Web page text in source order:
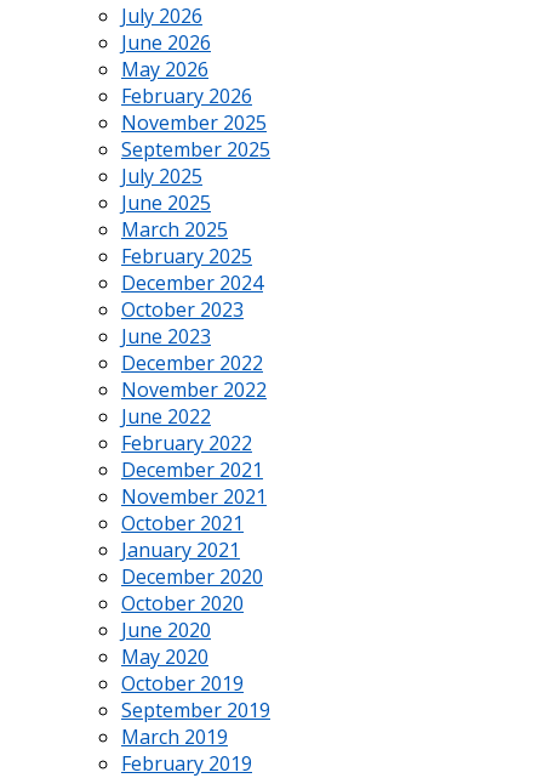
July 2026
June 2026
May 2026
February 2026
November 2025
September 2025
July 2025
June 2025
March 2025
February 2025
December 2024
October 2023
June 2023
December 2022
November 2022
June 2022
February 2022
December 2021
November 2021
October 2021
January 2021
December 2020
October 2020
June 2020
May 2020
October 2019
September 2019
March 2019
February 2019